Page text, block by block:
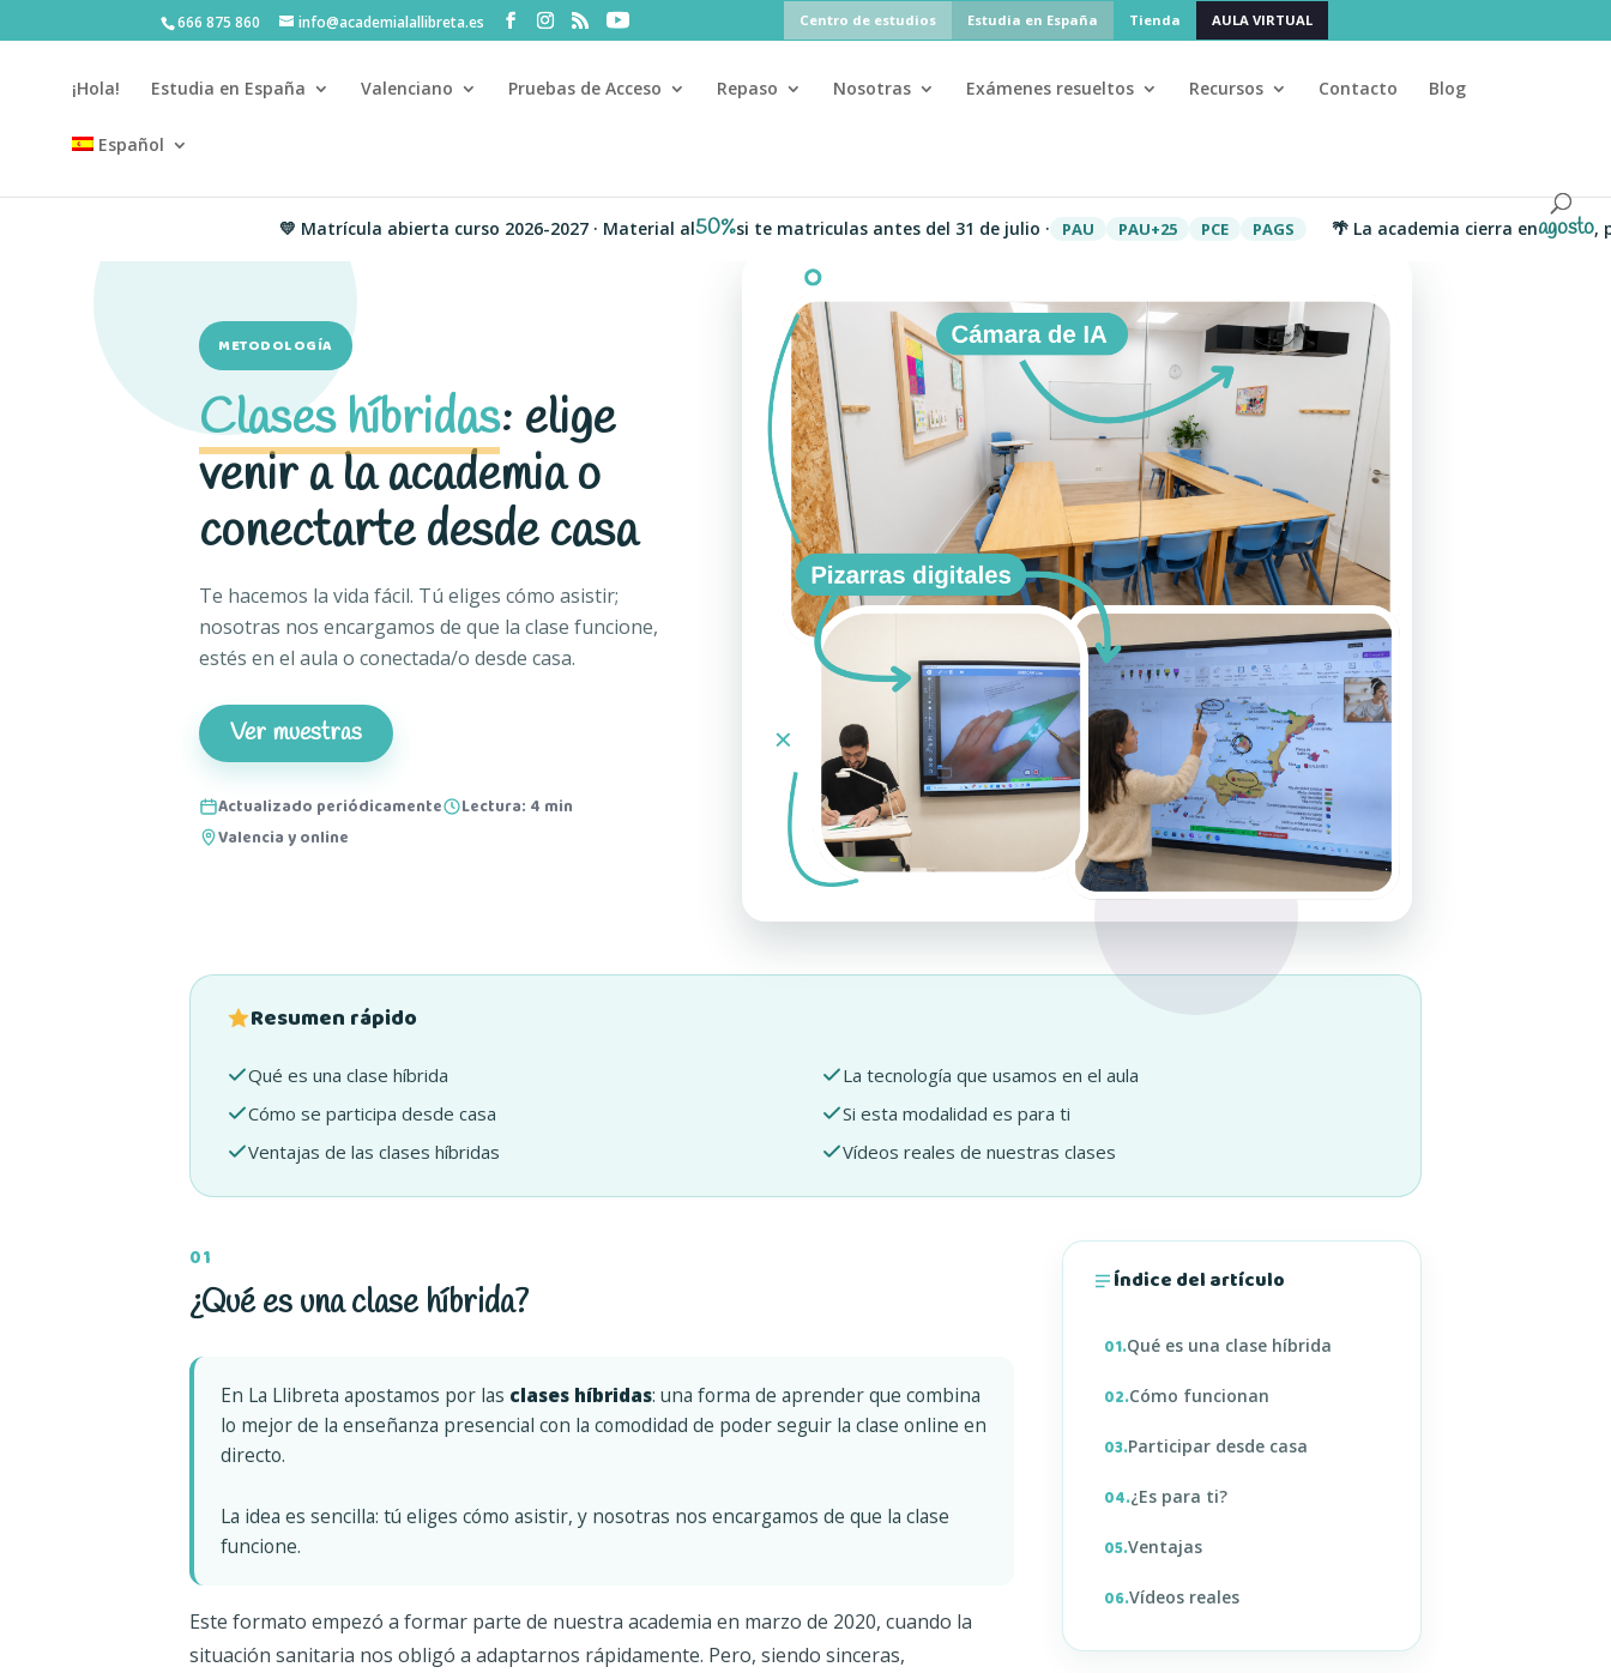
666 875 860 info@academialallibreta.es Centro de estudios Estudia en España Tienda AULA VIRTUAL
¡Hola! Estudia en España Valenciano Pruebas de Acceso Repaso Nosotras Exámenes resueltos Recursos Contacto Blog
Español
💛 Matrícula abierta curso 2026-2027 · Material al50%si te matriculas antes del 31 de julio · PAU PAU+25 PCE PAGS 🌴 La academia cierra enagosto, pero
METODOLOGÍA
Clases híbridas: elige
venir a la academia o
conectarte desde casa
Te hacemos la vida fácil. Tú eliges cómo asistir;
nosotras nos encargamos de que la clase funcione,
estés en el aula o conectada/o desde casa.
Ver muestras
Actualizado periódicamente
Lectura: 4 min
Valencia y online
Resumen rápido
Qué es una clase híbrida
La tecnología que usamos en el aula
Cómo se participa desde casa
Si esta modalidad es para ti
Ventajas de las clases híbridas
Vídeos reales de nuestras clases
01
¿Qué es una clase híbrida?
En La Llibreta apostamos por las clases híbridas: una forma de aprender que combina
lo mejor de la enseñanza presencial con la comodidad de poder seguir la clase online en
directo.
La idea es sencilla: tú eliges cómo asistir, y nosotras nos encargamos de que la clase
funcione.
Este formato empezó a formar parte de nuestra academia en marzo de 2020, cuando la
situación sanitaria nos obligó a adaptarnos rápidamente. Pero, siendo sinceras,
Índice del artículo
01.Qué es una clase híbrida
02.Cómo funcionan
03.Participar desde casa
04.¿Es para ti?
05.Ventajas
06.Vídeos reales